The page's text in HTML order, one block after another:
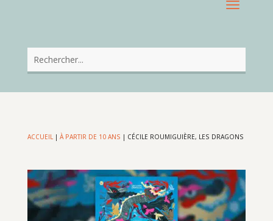
ACCUEIL| À PARTIR DE 10 ANS | CÉCILE ROUMIGUIÈRE, LES DRAGONS